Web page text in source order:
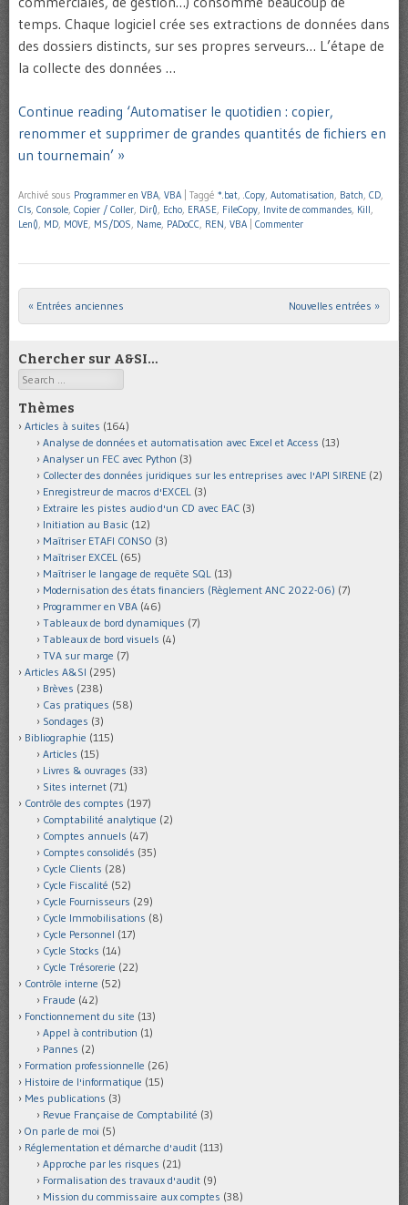
temps. Chaque logiciel crée ses extractions de données dans
des dossiers distincts, sur ses propres serveurs… L’étape de
la collecte des données …
Continue reading ‘Automatiser le quotidien : copier,
renommer et supprimer de grandes quantités de fichiers en
un tournemain’ »
Archivé sous Programmer en VBA, VBA Taggé *.bat, .Copy, Automatisation, Batch, CD,
Cls, Console, Copier / Coller, Dir(), Echo, ERASE, FileCopy, Invite de commandes, Kill,
Len(), MD, MOVE, MS/DOS, Name, PADoCC, REN, VBA Commenter
Post navigation
« Entrées anciennes Nouvelles entrées »
Chercher sur A&SI…
Search
Thèmes
Articles à suites (164)
Analyse de données et automatisation avec Excel et Access (13)
Analyser un FEC avec Python (3)
Collecter des données juridiques sur les entreprises avec l'API SIRENE (2)
Enregistreur de macros d'EXCEL (3)
Extraire les pistes audio d'un CD avec EAC (3)
Initiation au Basic (12)
Maîtriser ETAFI CONSO (3)
Maîtriser EXCEL (65)
Maîtriser le langage de requête SQL (13)
Modernisation des états financiers (Règlement ANC 2022-06) (7)
Programmer en VBA (46)
Tableaux de bord dynamiques (7)
Tableaux de bord visuels (4)
TVA sur marge (7)
Articles A&SI (295)
Brèves (238)
Cas pratiques (58)
Sondages (3)
Bibliographie (115)
Articles (15)
Livres & ouvrages (33)
Sites internet (71)
Contrôle des comptes (197)
Comptabilité analytique (2)
Comptes annuels (47)
Comptes consolidés (35)
Cycle Clients (28)
Cycle Fiscalité (52)
Cycle Fournisseurs (29)
Cycle Immobilisations (8)
Cycle Personnel (17)
Cycle Stocks (14)
Cycle Trésorerie (22)
Contrôle interne (52)
Fraude (42)
Fonctionnement du site (13)
Appel à contribution (1)
Pannes (2)
Formation professionnelle (26)
Histoire de l'informatique (15)
Mes publications (3)
Revue Française de Comptabilité (3)
On parle de moi (5)
Réglementation et démarche d'audit (113)
Approche par les risques (21)
Formalisation des travaux d'audit (9)
Mission du commissaire aux comptes (38)